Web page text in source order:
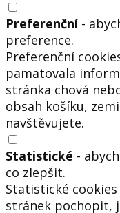
Preferenční-
preference.
Preferenční
pamatovala
stránka chová
obsah košíku,
navštěvujete.
Statistické -
co zlepšit.
Statistické
stránek pochopit,